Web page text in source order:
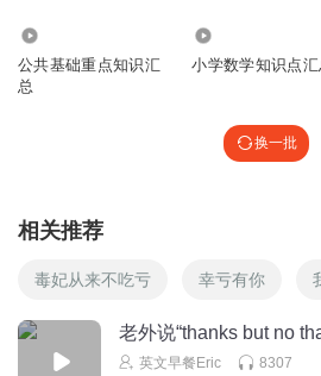
公共基础重点知识汇
总
小学数学知识点汇
换一批
相关推荐
毒妃从来不吃亏 幸亏有你
老外说“thanks but no
英文早餐Eric 8307